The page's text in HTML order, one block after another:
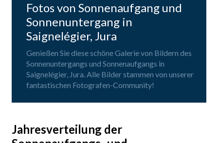
Fotos von Sonnenaufgang und
Sonnenuntergang in
Saignelégier, Jura
Genießen Sie diese schöne Galerie von Bildern des
Sonnenuntergangs und Sonnenaufgangs in
Saignelégier, Jura. Alle Bilder stammen von unserer
fantastischen Fotografen-Community!
Jahresverteilung der